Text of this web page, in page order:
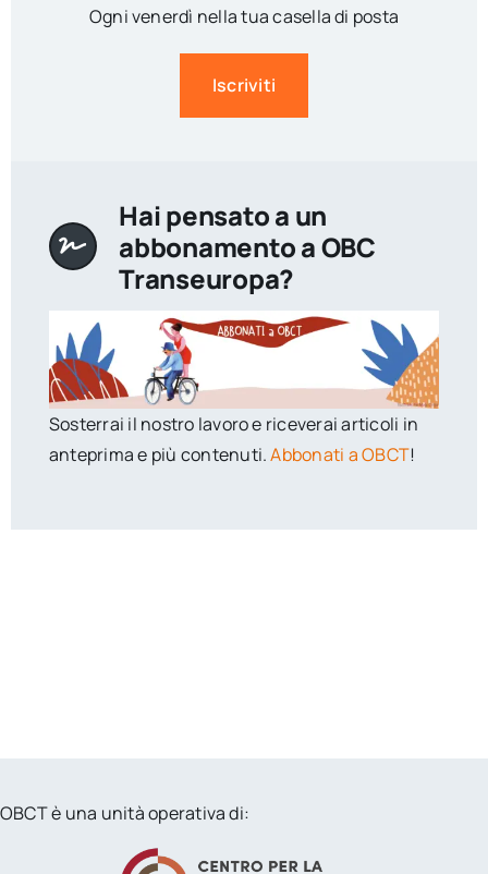
Ogni venerdì nella tua casella di posta
Iscriviti
Hai pensato a un
abbonamento a OBC
Transeuropa?
Sosterrai il nostro lavoro e riceverai articoli in
anteprima e più contenuti.Abbonati a OBCT!
OBCT è una unità operativa di: